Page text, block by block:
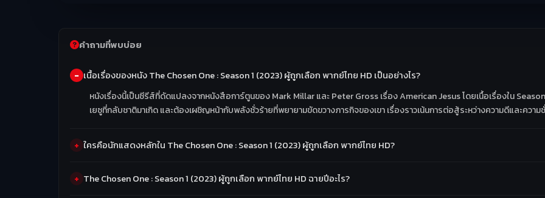
คำถามที่พบบ่อย
เนื้อเรื่องของหนัง The Chosen One : Season 1 (2023) ผู้ถูกเลือก พากย์ไทย HD เป็นอย่างไร?
หนังเรื่องนี้เป็นซีรีส์ที่ดัดแปลงจากหนังสือการ์ตูนของ Mark Millar และ Peter Gross เรื่อง American Jesus โดยเนื้อเรื่องใน
เยซูที่กลับชาติมาเกิด และต้องเผชิญหน้ากับพลังชั่วร้ายที่พยายามขัดขวางภารกิจของเขา เรื่องราวเน้นการต่อสู้ระหว่างความดีและความ
ใครคือนักแสดงหลักใน The Chosen One : Season 1 (2023) ผู้ถูกเลือก พากย์ไทย HD?
The Chosen One : Season 1 (2023) ผู้ถูกเลือก พากย์ไทย HD ฉายปีอะไร?